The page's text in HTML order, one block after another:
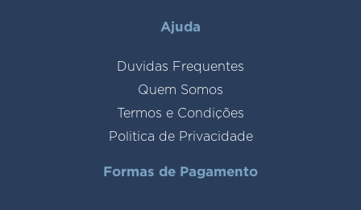
Ajuda
Duvidas Frequentes
Quem Somos
Termos e Condições
Politica de Privacidade
Formas de Pagamento